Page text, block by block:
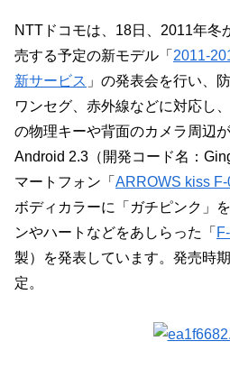
NTTドコモは、18日、2011年冬
売する予定の新モデル「 2011-
新サービス 」の発表会を行い、
ワンセグ、赤外線などに対応し
の物理キーや背面のカメラ周辺
Android 2.3（開発コード名：
マートフォン「 ARROWS kiss F-
ボディカラーに「ガチピンク」
ンやハートなどをあしらった「
製）を発表しています。発売時
定。